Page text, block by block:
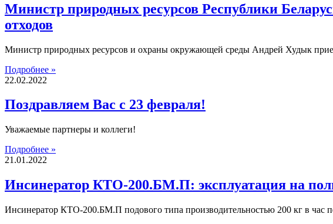
Министр природных ресурсов Республики
отходов
Министр природных ресурсов и охраны окружающей среды Андрей Худык
Подробнее »
22.02.2022
Поздравляем Вас с 23 февраля!
Уважаемые партнеры и коллеги!
Подробнее »
21.01.2022
Инсинератор КТО-200.БМ.П: эксплуатация на
Инсинератор КТО-200.БМ.П подового типа производительностью 200 кг в час